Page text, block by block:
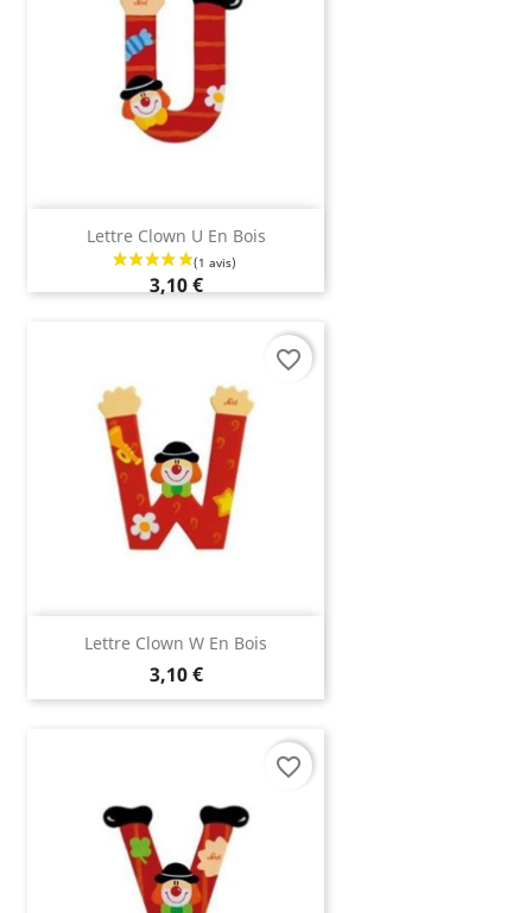
Lettre Clown U En Bois
3,10 €
Lettre Clown W En Bois
3,10 €
favorite_border
favorite_border